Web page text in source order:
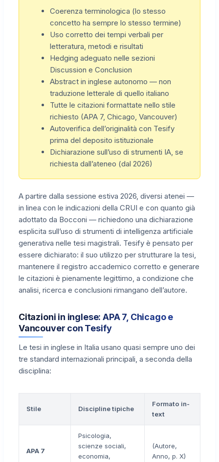
Coerenza terminologica (lo stesso
concetto ha sempre lo stesso termine)
Uso corretto dei tempi verbali per
letteratura, metodi e risultati
Hedging adeguato nelle sezioni
Discussion e Conclusion
Abstract in inglese autonomo — non
traduzione letterale di quello italiano
Tutte le citazioni formattate nello stile
richiesto (APA 7, Chicago, Vancouver)
Autoverifica dell’originalità con Tesify
prima del deposito istituzionale
Dichiarazione sull’uso di strumenti IA, se
richiesta dall’ateneo (dal 2026)
A partire dalla sessione estiva 2026, diversi atenei —
in linea con le indicazioni della CRUI e con quanto già
adottato da Bocconi — richiedono una dichiarazione
esplicita sull’uso di strumenti di intelligenza artificiale
generativa nelle tesi magistrali. Tesify è pensato per
essere dichiarato: il suo utilizzo per strutturare la tesi,
mantenere il registro accademico corretto e generare
le citazioni è pienamente legittimo, a condizione che
analisi, ricerca e conclusioni rimangano dell’autore.
Citazioni in inglese: APA 7, Chicago e
Vancouver con Tesify
Le tesi in inglese in Italia usano quasi sempre uno dei
tre standard internazionali principali, a seconda della
disciplina:
Stile Discipline tipiche
Formato in-
text
APA 7
Psicologia,
scienze sociali,
economia,
(Autore,
Anno, p. X)